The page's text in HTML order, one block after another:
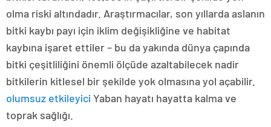
olma riski altındadır. Araştırmacılar, son yıllarda aslanın
bitki kaybı payı için iklim değişikliğine ve habitat
kaybına işaret ettiler – bu da yakında dünya çapında
bitki çeşitliliğini önemli ölçüde azaltabilecek nadir
bitkilerin kitlesel bir şekilde yok olmasına yol açabilir.
olumsuz etkileyici Yaban hayatı hayatta kalma ve
toprak sağlığı.